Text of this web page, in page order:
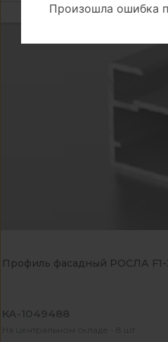
Профиль фасадный РОСЛА F1-
КА-1049488
На центральном складе - 8 шт
Произошла ошибка